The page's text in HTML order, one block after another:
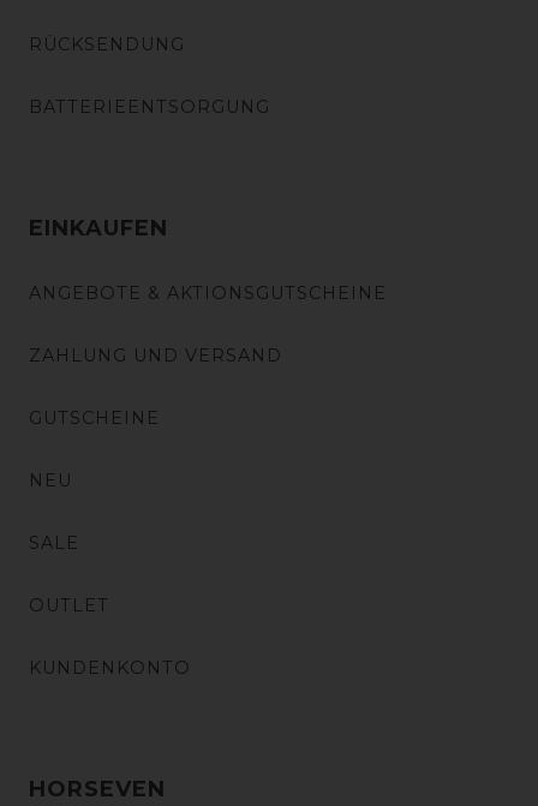
RÜCKSENDUNG
BATTERIEENTSORGUNG
EINKAUFEN
ANGEBOTE & AKTIONSGUTSCHEINE
ZAHLUNG UND VERSAND
GUTSCHEINE
NEU
SALE
OUTLET
KUNDENKONTO
HORSEVEN